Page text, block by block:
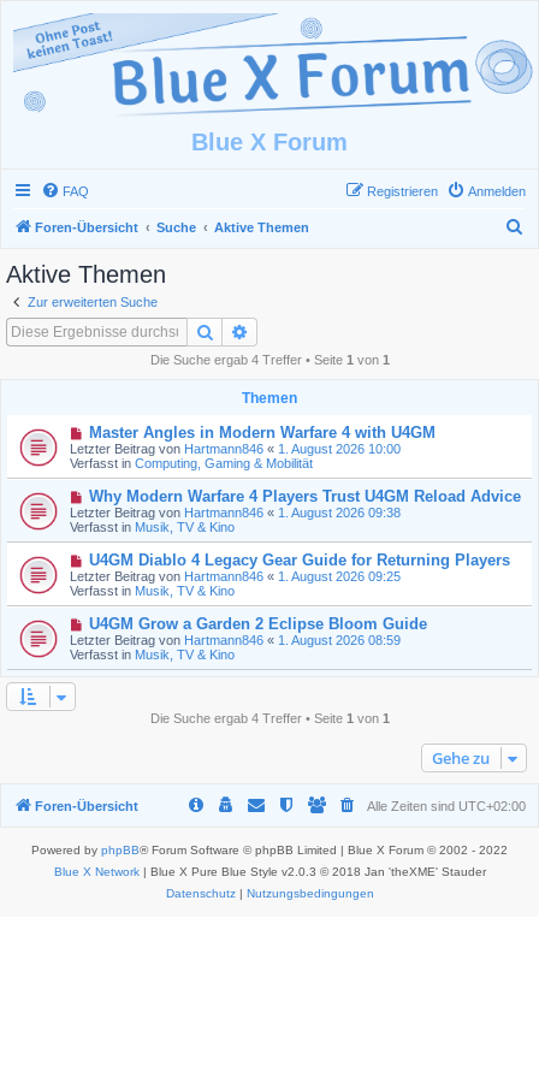
Blue X Forum
FAQ Anmelden
Registrieren
Foren-Übersicht Suche Aktive Themen
Aktive Themen
Zur erweiterten Suche
Suche
Die Suche ergab 4 Treffer • Seite 1 von 1
Themen
N
e
u
e
B
e
i
t
a
g
Master Angles in Modern Warfare 4 with U4GM
Letzter Beitrag von Hartmann846 « 1. August 2026 10:00
Verfasst in Computing, Gaming & Mobilität
N
e
u
e
B
e
i
t
a
g
Why Modern Warfare 4 Players Trust U4GM Reload Advice
Letzter Beitrag von Hartmann846 « 1. August 2026 09:38
Verfasst in Musik, TV & Kino
N
e
u
e
B
e
i
t
U4GM Diablo 4 Legacy Gear Guide for Returning Players
Letzter Beitrag von Hartmann846 « 1. August 2026 09:25
Verfasst in Musik, TV & Kino
N
e
u
e
U4GM Grow a Garden 2 Eclipse Bloom Guide
Letzter Beitrag von Hartmann846 « 1. August 2026 08:59
Verfasst in Musik, TV & Kino
Die Suche ergab 4 Treffer • Seite 1 von 1
Gehe zu
Foren-Übersicht Alle Zeiten sind UTC+02:00
Powered by phpBB® Forum Software © phpBB Limited | Blue X Forum © 2002 - 2022
Blue X Network| Blue X Pure Blue Style v2.0.3 © 2018 Jan 'theXME' Stauder
Datenschutz| Nutzungsbedingungen